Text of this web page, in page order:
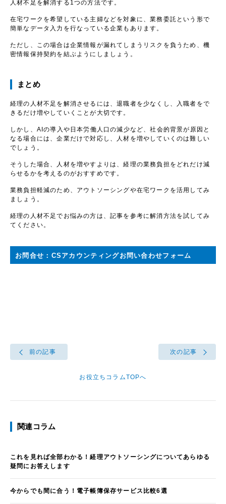
人材不足を解消する1つの方法です。
在宅ワークを希望している主婦などを対象に、業務委託という形で
簡単なデータ入力を行なっている企業もあります。
ただし、この場合は企業情報が漏れてしまうリスクを負うため、機
密情報保持契約を結ぶようにしましょう。
まとめ
経理の人材不足を解消させるには、退職者を少なくし、入職者をで
きるだけ増やしていくことが大切です。
しかし、AIの導入や日本労働人口の減少など、社会的背景が原因と
なる場合には、企業だけで対応し、人材を増やしていくのは難しい
でしょう。
そうした場合、人材を増やすよりは、経理の業務負担をどれだけ減
らせるかを考えるのがおすすめです。
業務負担軽減のため、アウトソーシングや在宅ワークを活用してみ
ましょう。
経理の人材不足でお悩みの方は、記事を参考に解消方法を試してみ
てください。
お問合せ： CSアカウンティングお問い合わせフォーム
前の記事
お役立ちコラムTOPへ
次の記事
関連コラム
これを見れば全部わかる！経理アウトソーシングについてあらゆる
疑問にお答えします
今からでも間に合う！電子帳簿保存サービス比較6選